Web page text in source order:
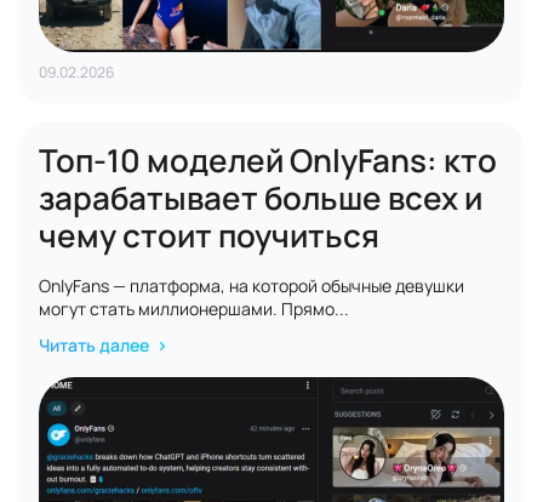
09.02.2026
Топ-10 моделей OnlyFans: кто
зарабатывает больше всех и
чему стоит поучиться
OnlyFans — платформа, на которой обычные девушки
могут стать миллионершами. Прямо...
Читать далее